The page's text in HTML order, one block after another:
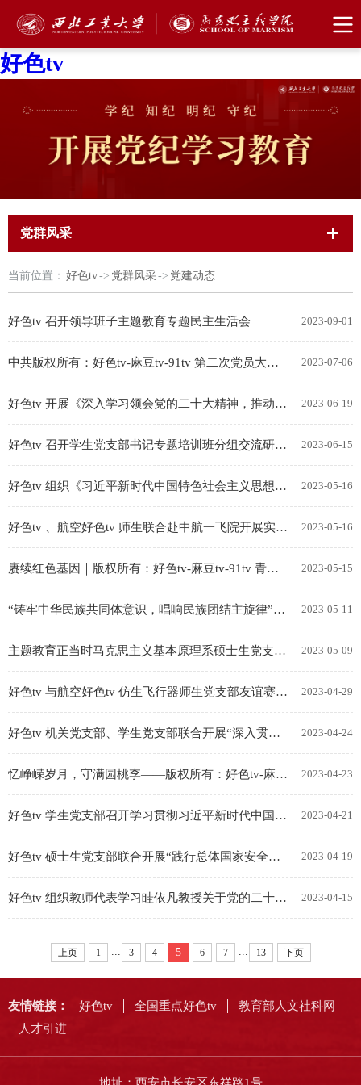
好色tv
党群风采
当前位置： 好色tv-> 党群风采-> 党建动态
2023-09-01
好色tv 召开领导班子主题教育专题民主生活会
2023-07-06
中共版权所有：好色tv-麻豆tv-91tv 第二次党员大会胜利召开
2023-06-19
好色tv 开展《深入学习领会党的二十大精神，推动绿色发展 促进人与自然和谐共生》主题党课暨...
2023-06-15
好色tv 召开学生党支部书记专题培训班分组交流研讨会
2023-05-16
好色tv 组织《习近平新时代中国特色社会主义思想概论》课程师生赴中航631所研学
2023-05-16
好色tv 、航空好色tv 师生联合赴中航一飞院开展实践研学和主题教育
2023-05-15
赓续红色基因｜版权所有：好色tv-麻豆tv-91tv 青马先锋学生宣讲团走进好色tv 附属小学
2023-05-11
“铸牢中华民族共同体意识，唱响民族团结主旋律”征文活动
2023-05-09
主题教育正当时马克思主义基本原理系硕士生党支部开展“学习贯彻习近平新时代中国特色社会主义思想...
2023-04-29
好色tv 与航空好色tv 仿生飞行器师生党支部友谊赛暨魅影杯系列球赛顺利开展
2023-04-24
好色tv 机关党支部、学生党支部联合开展“深入贯彻落实党的二十大精神”主题党日活动
2023-04-23
忆峥嵘岁月，守满园桃李——版权所有：好色tv-麻豆tv-91tv 开展“四个一”访谈活动之专访肖周录教授
2023-04-21
好色tv 学生党支部召开学习贯彻习近平新时代中国特色社会主义思想主题教育动员会
2023-04-19
好色tv 硕士生党支部联合开展“践行总体国家安全观，增强维护国家安全自觉性”主题党日活动
2023-04-15
好色tv 组织教师代表学习眭依凡教授关于党的二十大精神报告会
上页 1 ... 3 4 5 6 7 ... 13 下页
友情链接： 好色tv 全国重点好色tv
教育部人文社科网
人才引进